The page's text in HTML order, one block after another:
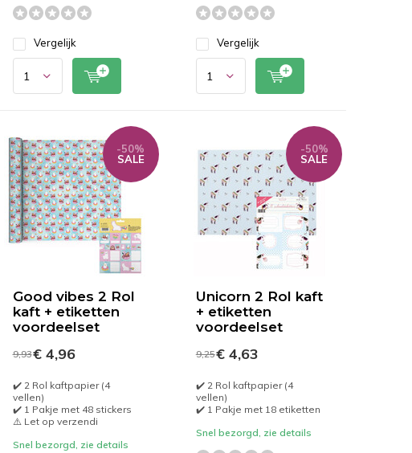
Vergelijk Vergelijk
Good vibes 2 Rol
kaft + etiketten
voordeelset
-50%
SALE
9,93€ 4,96
✔️ 2 Rol kaftpapier (4
vellen)
✔️ 1 Pakje met 48 stickers
⚠️ Let op verzendi
Snel bezorgd, zie details
Unicorn 2 Rol kaft
+ etiketten
voordeelset
-50%
SALE
9,25€ 4,63
✔️ 2 Rol kaftpapier (4
vellen)
✔️ 1 Pakje met 18 etiketten
Snel bezorgd, zie details